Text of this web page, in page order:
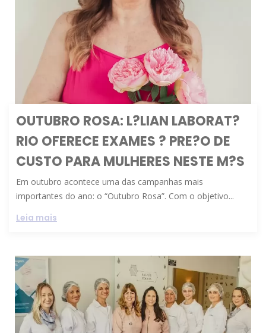
OUTUBRO ROSA: L?LIAN LABORAT?
RIO OFERECE EXAMES ? PRE?O DE
CUSTO PARA MULHERES NESTE M?S
Em outubro acontece uma das campanhas mais
importantes do ano: o “Outubro Rosa”. Com o objetivo...
Leia mais